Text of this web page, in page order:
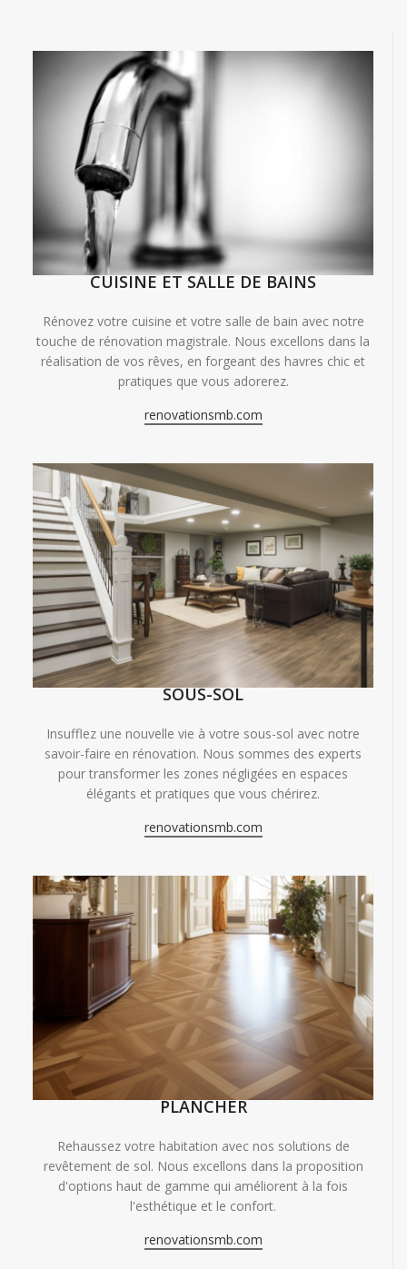
CUISINE ET SALLE DE BAINS
Rénovez votre cuisine et votre salle de bain avec notre
touche de rénovation magistrale. Nous excellons dans la
réalisation de vos rêves, en forgeant des havres chic et
pratiques que vous adorerez.
renovationsmb.com
SOUS-SOL
Insufflez une nouvelle vie à votre sous-sol avec notre
savoir-faire en rénovation. Nous sommes des experts
pour transformer les zones négligées en espaces
élégants et pratiques que vous chérirez.
renovationsmb.com
PLANCHER
Rehaussez votre habitation avec nos solutions de
revêtement de sol. Nous excellons dans la proposition
d'options haut de gamme qui améliorent à la fois
l'esthétique et le confort.
renovationsmb.com